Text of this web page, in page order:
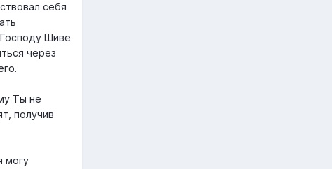
себя
Шиве
через
Ты не
получив
могу